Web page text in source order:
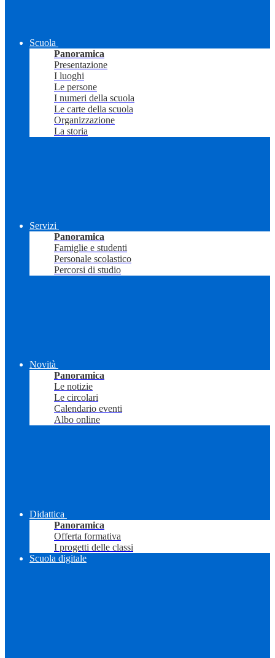
Scuola
Panoramica
Presentazione
I luoghi
Le persone
I numeri della scuola
Le carte della scuola
Organizzazione
La storia
Servizi
Panoramica
Famiglie e studenti
Personale scolastico
Percorsi di studio
Novità
Panoramica
Le notizie
Le circolari
Calendario eventi
Albo online
Didattica
Panoramica
Offerta formativa
I progetti delle classi
Scuola digitale